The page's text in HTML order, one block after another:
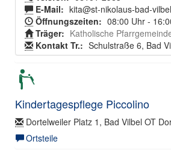
E-Mail: kita@st-nikolaus-bad-
Öffnungszeiten: 08:00 Uhr -
Träger: Katholische
Kontakt Tr.: Schulstraße 6, Bad
Kindertagespflege Piccolino
Dortelweiler Platz 1, Bad Vilbel OT
Ortsteile